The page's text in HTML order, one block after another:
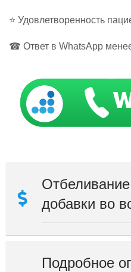
⭐ Удовлетворенность
☎ Ответ в WhatsApp
добавки во
Подробное